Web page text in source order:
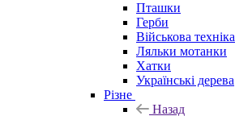
Пташки
Герби
Військова техніка
Ляльки мотанки
Хатки
Українські дерева
Різне
Назад